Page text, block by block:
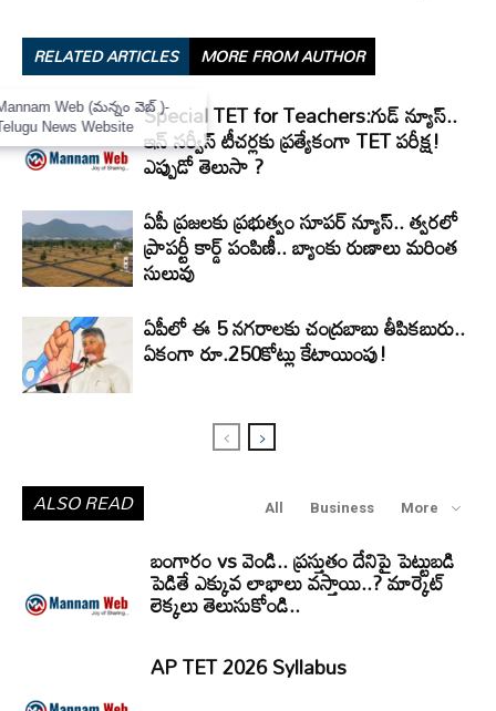
RELATED ARTICLES MORE FROM AUTHOR
Special TET for Teachers:గుడ్ న్యూస్..
ఇన్ సర్వీస్ టీచర్లకు ప్రత్యేకంగా TET పరీక్ష!
ఎప్పుడో తెలుసా ?
ఏపీ ప్రజలకు ప్రభుత్వం సూపర్ న్యూస్.. త్వరలో
ప్రాపర్టీ కార్డ్ పంపిణీ.. బ్యాంకు రుణాలు మరింత
సులువు
ఏపీలో ఈ 5 నగరాలకు చంద్రబాబు తీపికబురు..
ఏకంగా రూ.250కోట్లు కేటాయింపు!
ALSO READ All Business More
బంగారం vs వెండి.. ప్రస్తుతం దేనిపై పెట్టుబడి
పెడితే ఎక్కువ లాభాలు వస్తాయి..? మార్కెట్
లెక్కలు తెలుసుకోండి..
AP TET 2026 Syllabus
×
Mannam Web (మన్నం వెబ్ )-
Telugu News Website